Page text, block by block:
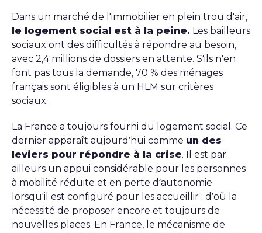
Dans un marché de l'immobilier en plein trou d'air,
le logement social est à la peine. Les bailleurs
sociaux ont des difficultés à répondre au besoin,
avec 2,4 millions de dossiers en attente. S’ils n’en
font pas tous la demande, 70 % des ménages
français sont éligibles à un HLM sur critères
sociaux.
La France a toujours fourni du logement social. Ce
dernier apparaît aujourd’hui comme un des
leviers pour répondre à la crise. Il est par
ailleurs un appui considérable pour les personnes
à mobilité réduite et en perte d’autonomie
lorsqu'il est configuré pour les accueillir ; d’où la
nécessité de proposer encore et toujours de
nouvelles places. En France, le mécanisme de